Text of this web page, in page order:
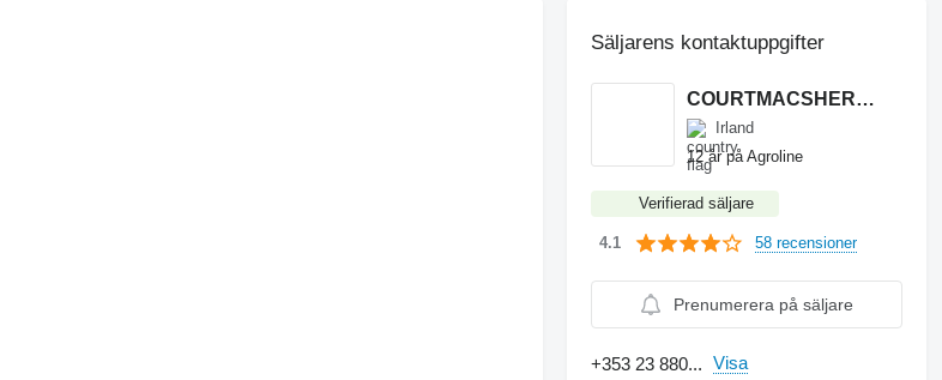
Säljarens kontaktuppgifter
COURTMACSHERRY MACHINERY LTD
Irland
12 år på Agroline
Verifierad säljare
4.1 58 recensioner
Prenumerera på säljare
+353 23 880... Visa